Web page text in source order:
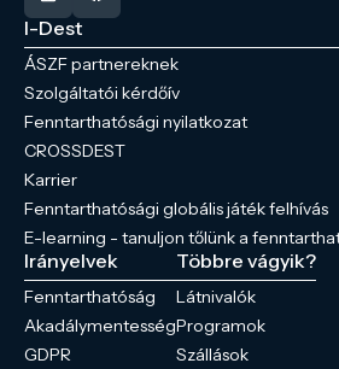
I-Dest
ÁSZF partnereknek
Szolgáltatói kérdőív
Fenntarthatósági nyilatkozat
CROSSDEST
Karrier
Fenntarthatósági globális játék felhívás
E-learning - tanuljon tőlünk a
Irányelvek
Fenntarthatóság
Akadálymentesség
GDPR
Többre vágyik?
Látnivalók
Programok
Szállások